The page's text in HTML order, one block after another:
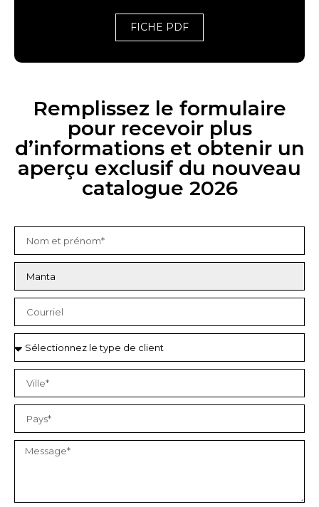
FICHE PDF
Remplissez le formulaire
pour recevoir plus
d’informations et obtenir un
aperçu exclusif du nouveau
catalogue 2026